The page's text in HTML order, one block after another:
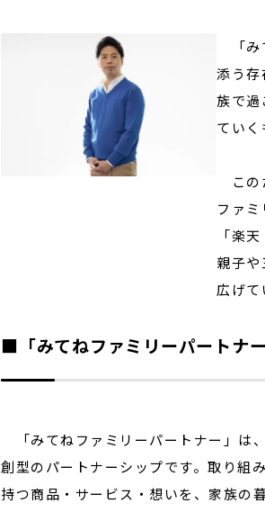
「み
添う存
族で過
ていく
この
ファ
「楽
親子
広げて
■「みてねファミリーパートナ
「みてねファミリーパートナー」は
創型のパートナーシップです。取り組
持つ商品・サービス・想いを、家族の